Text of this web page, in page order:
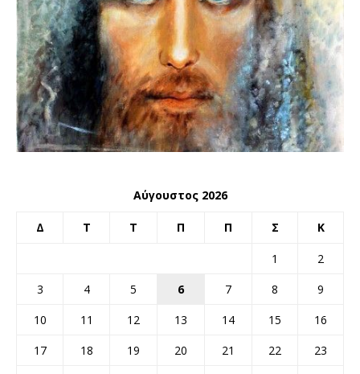
Αύγουστος 2026
Δ Τ Τ Π Π Σ Κ
1
2
3
4 5 6 7 8
9
10
11 12 13 14 15
16
17
18 19 20 21 22
23